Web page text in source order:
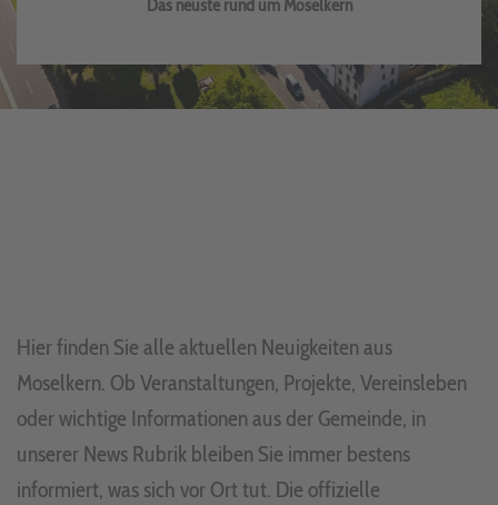
Das neuste rund um Moselkern
Hier finden Sie alle aktuellen Neuigkeiten aus
Moselkern. Ob Veranstaltungen, Projekte, Vereinsleben
oder wichtige Informationen aus der Gemeinde, in
unserer News Rubrik bleiben Sie immer bestens
informiert, was sich vor Ort tut. Die offizielle